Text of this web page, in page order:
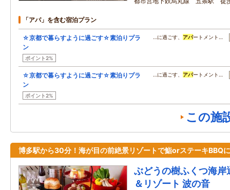
「アパ」を含む宿泊プラン
☆京都で暮らすように過ごす☆素泊りプラ
ン
ポイント2%
…に過ごす、 アパートメント…
☆京都で暮らすように過ごす☆素泊りプラ
ン
ポイント2%
…に過ごす、 アパートメント…
この施
博多駅から30分！海が目の前絶景リゾートで鮨orステーキBBQ
ぶどうの樹ふくつ海岸
＆リゾート 波の音